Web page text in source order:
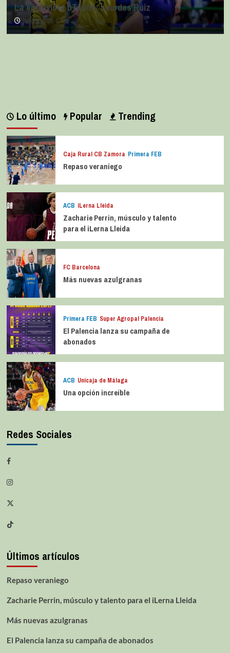
La entrevista bTactic: Lourdes Ruiz
julio 11, 2026 0
Lo último Popular Trending
Caja Rural CB Zamora Primera FEB
Repaso veraniego
ACB iLerna Lleida
Zacharie Perrin, músculo y talento
para el iLerna Lleida
FC Barcelona
Más nuevas azulgranas
Primera FEB Super Agropal Palencia
El Palencia lanza su campaña de
abonados
ACB Unicaja de Málaga
Una opción increíble
Redes Sociales
Últimos artículos
Repaso veraniego
Zacharie Perrin, músculo y talento para el iLerna Lleida
Más nuevas azulgranas
El Palencia lanza su campaña de abonados